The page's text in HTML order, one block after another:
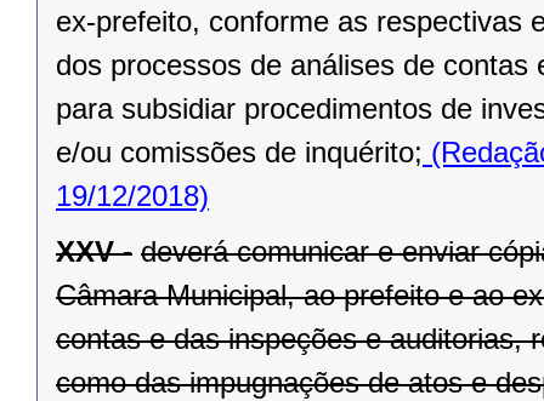
ex-prefeito, conforme as respectivas
dos processos de análises de
para subsidiar procedimentos de
e/ou comissões de inquérito;
19/12/2018)
XXV - deverá comunicar e enviar
Câmara Municipal, ao prefeito e ao
contas e das inspeções e auditorias,
como das impugnações de atos e